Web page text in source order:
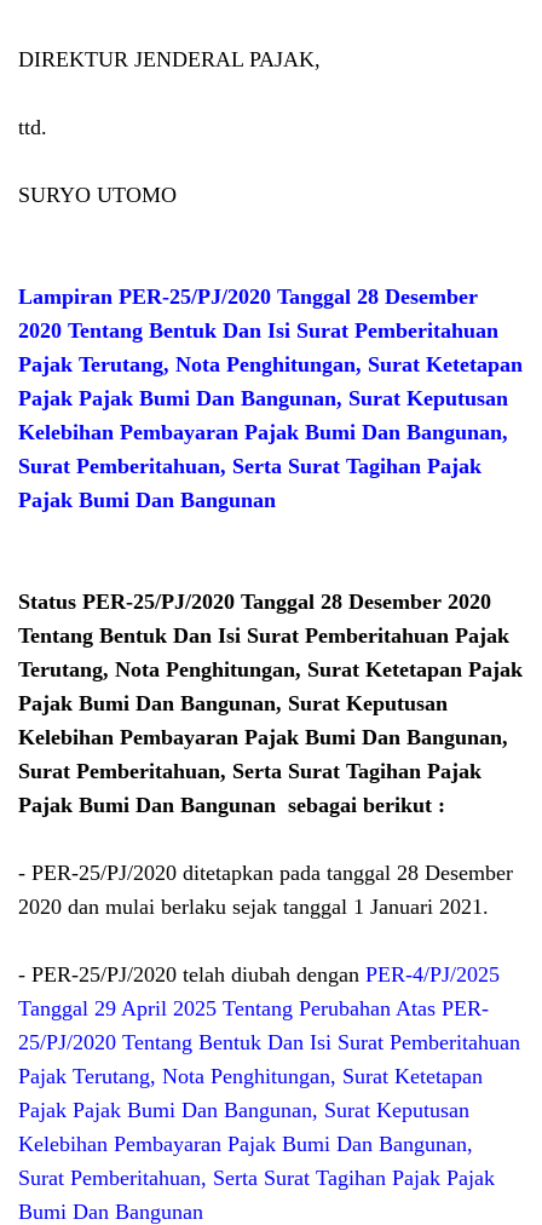
DIREKTUR JENDERAL PAJAK,
ttd.
SURYO UTOMO
Lampiran PER-25/PJ/2020 Tanggal 28 Desember
2020 Tentang Bentuk Dan Isi Surat Pemberitahuan
Pajak Terutang, Nota Penghitungan, Surat Ketetapan
Pajak Pajak Bumi Dan Bangunan, Surat Keputusan
Kelebihan Pembayaran Pajak Bumi Dan Bangunan,
Surat Pemberitahuan, Serta Surat Tagihan Pajak
Pajak Bumi Dan Bangunan
Status PER-25/PJ/2020 Tanggal 28 Desember 2020
Tentang Bentuk Dan Isi Surat Pemberitahuan Pajak
Terutang, Nota Penghitungan, Surat Ketetapan Pajak
Pajak Bumi Dan Bangunan, Surat Keputusan
Kelebihan Pembayaran Pajak Bumi Dan Bangunan,
Surat Pemberitahuan, Serta Surat Tagihan Pajak
Pajak Bumi Dan Bangunan sebagai berikut :
- PER-25/PJ/2020 ditetapkan pada tanggal 28 Desember
2020 dan mulai berlaku sejak tanggal 1 Januari 2021.
- PER-25/PJ/2020 telah diubah dengan PER-4/PJ/2025
Tanggal 29 April 2025 Tentang Perubahan Atas PER-
25/PJ/2020 Tentang Bentuk Dan Isi Surat Pemberitahuan
Pajak Terutang, Nota Penghitungan, Surat Ketetapan
Pajak Pajak Bumi Dan Bangunan, Surat Keputusan
Kelebihan Pembayaran Pajak Bumi Dan Bangunan,
Surat Pemberitahuan, Serta Surat Tagihan Pajak Pajak
Bumi Dan Bangunan